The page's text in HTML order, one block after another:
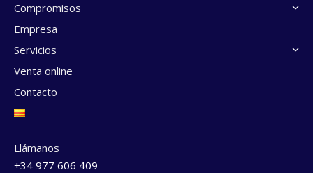
Compromisos
Empresa
Servicios
Venta online
Contacto
Llámanos
+34 977 606 409